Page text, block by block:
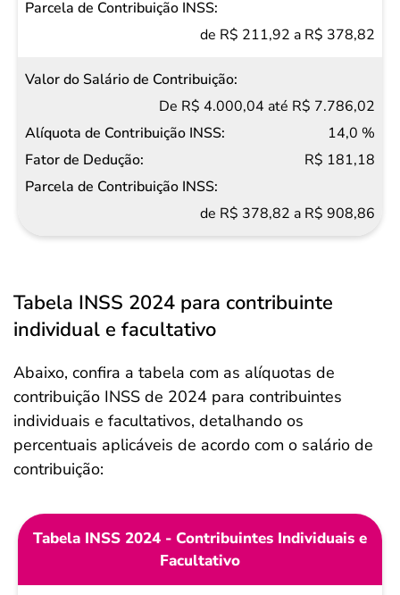
de R$ 211,92 a R$ 378,82
De R$ 4.000,04 até R$ 7.786,02
14,0 %
R$ 181,18
de R$ 378,82 a R$ 908,86
Tabela INSS 2024 para contribuinte
individual e facultativo
Abaixo, confira a tabela com as alíquotas de
contribuição INSS de 2024 para contribuintes
individuais e facultativos, detalhando os
percentuais aplicáveis de acordo com o salário de
contribuição:
Tabela INSS 2024 - Contribuintes Individuais e
Facultativo